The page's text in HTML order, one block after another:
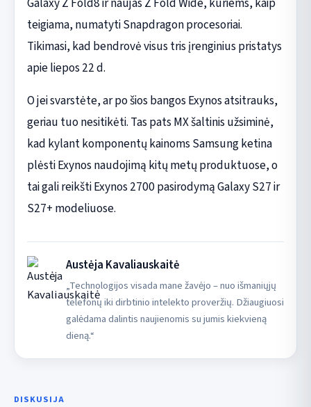
teigiama, numatyti Snapdragon procesoriai.
Tikimasi, kad bendrovė visus tris įrenginius pristatys
apie liepos 22 d.
O jei svarstėte, ar po šios bangos Exynos atsitrauks,
geriau tuo nesitikėti. Tas pats MX šaltinis užsiminė,
kad kylant komponentų kainoms Samsung ketina
plėsti Exynos naudojimą kitų metų produktuose, o
tai gali reikšti Exynos 2700 pasirodymą Galaxy S27 ir
S27+ modeliuose.
Austėja Kavaliauskaitė
„Technologijos visada mane žavėjo – nuo išmaniųjų
telefonų iki dirbtinio intelekto proveržių. Džiaugiuosi
galėdama dalintis naujienomis su jumis kiekvieną
dieną.“
DISKUSIJA